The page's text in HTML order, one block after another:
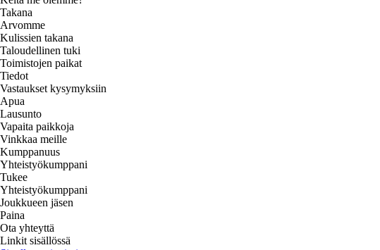
Takana
Arvomme
Kulissien takana
Taloudellinen tuki
Toimistojen paikat
Tiedot
Vastaukset kysymyksiin
Apua
Lausunto
Vapaita paikkoja
Vinkkaa meille
Kumppanuus
Yhteistyökumppani
Tukee
Yhteistyökumppani
Joukkueen jäsen
Paina
Ota yhteyttä
Linkit sisällössä